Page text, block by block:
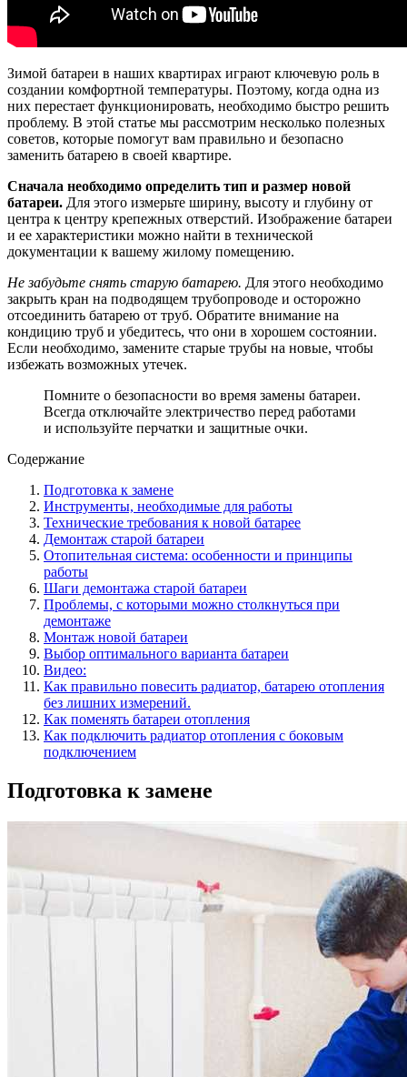
Зимой батареи в наших квартирах играют ключевую роль в
создании комфортной температуры. Поэтому, когда одна из
них перестает функционировать, необходимо быстро решить
проблему. В этой статье мы рассмотрим несколько полезных
советов, которые помогут вам правильно и безопасно
заменить батарею в своей квартире.
Сначала необходимо определить тип и размер новой
батареи. Для этого измерьте ширину, высоту и глубину от
центра к центру крепежных отверстий. Изображение батареи
и ее характеристики можно найти в технической
документации к вашему жилому помещению.
Не забудьте снять старую батарею. Для этого необходимо
закрыть кран на подводящем трубопроводе и осторожно
отсоединить батарею от труб. Обратите внимание на
кондицию труб и убедитесь, что они в хорошем состоянии.
Если необходимо, замените старые трубы на новые, чтобы
избежать возможных утечек.
Помните о безопасности во время замены батареи.
Всегда отключайте электричество перед работами
и используйте перчатки и защитные очки.
Содержание
Подготовка к замене
Инструменты, необходимые для работы
Технические требования к новой батарее
Демонтаж старой батареи
Отопительная система: особенности и принципы
работы
Шаги демонтажа старой батареи
Проблемы, с которыми можно столкнуться при
демонтаже
Монтаж новой батареи
Выбор оптимального варианта батареи
Видео:
Как правильно повесить радиатор, батарею отопления
без лишних измерений.
Как поменять батареи отопления
Как подключить радиатор отопления с боковым
подключением
Подготовка к замене